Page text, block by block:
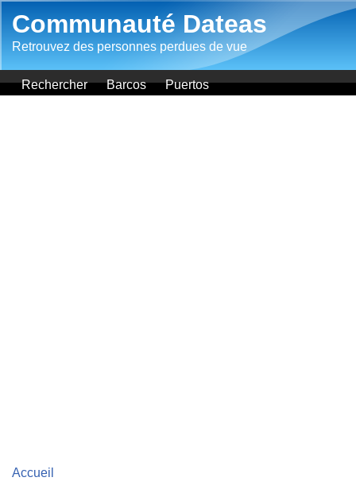
Communauté Dateas
Retrouvez des personnes perdues de vue
Rechercher Barcos Puertos
Accueil